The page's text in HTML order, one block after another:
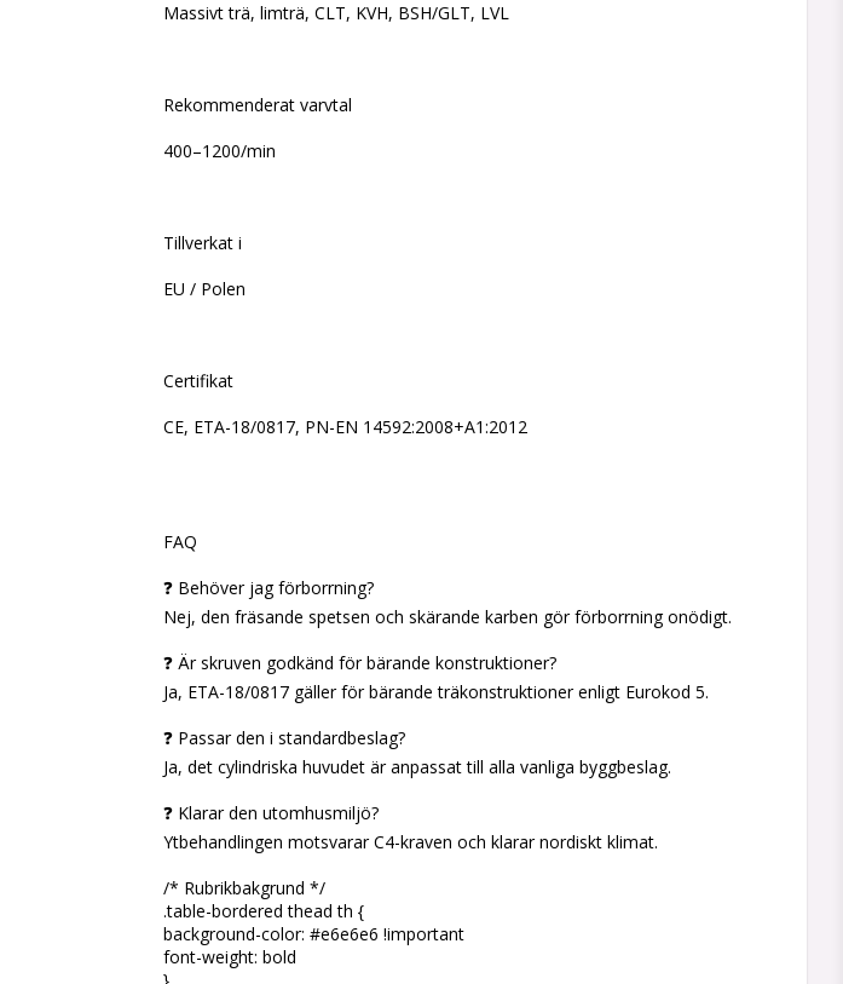
Massivt trä, limträ, CLT, KVH, BSH/GLT, LVL
Rekommenderat varvtal
400–1200/min
Tillverkat i
EU / Polen
Certifikat
CE, ETA-18/0817, PN-EN 14592:2008+A1:2012
FAQ
❓ Behöver jag förborrning?
Nej, den fräsande spetsen och skärande karben gör förborrning onödigt.
❓ Är skruven godkänd för bärande konstruktioner?
Ja, ETA-18/0817 gäller för bärande träkonstruktioner enligt Eurokod 5.
❓ Passar den i standardbeslag?
Ja, det cylindriska huvudet är anpassat till alla vanliga byggbeslag.
❓ Klarar den utomhusmiljö?
Ytbehandlingen motsvarar C4-kraven och klarar nordiskt klimat.
/* Rubrikbakgrund */
.table-bordered thead th {
background-color: #e6e6e6 !important
font-weight: bold